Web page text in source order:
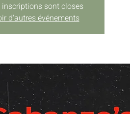
inscriptions sont closes
d'autres événements